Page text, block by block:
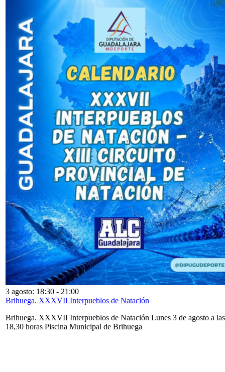
3 agosto: 18:30 - 21:00
Brihuega. XXXVII Interpueblos de Natación
Brihuega. XXXVII Interpueblos de Natación Lunes 3 de agosto a las
18,30 horas Piscina Municipal de Brihuega